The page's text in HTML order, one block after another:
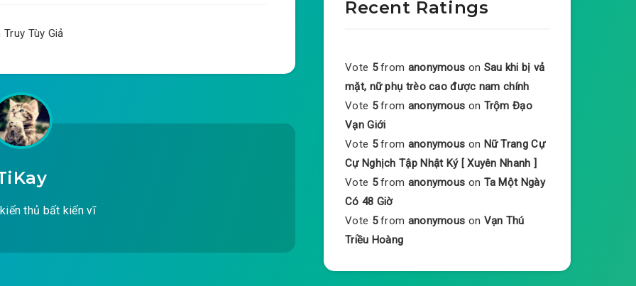
Tùy Giả
thủ bất kiến vĩ
Recent Ratings
Vote 5 from anonymous on Sau khi bị vả
mặt, nữ phụ trèo cao được nam chính
Vote 5 from anonymous on Trộm Đạo
Vạn Giới
Vote 5 from anonymous on Nữ Trang Cự
Cự Nghịch Tập Nhật Ký [ Xuyên Nhanh ]
Vote 5 from anonymous on Ta Một Ngày
Có 48 Giờ
Vote 5 from anonymous on Vạn Thú
Triều Hoàng